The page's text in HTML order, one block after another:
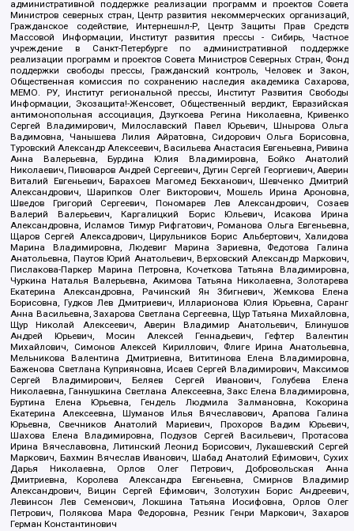
административной поддержке реализации программ и проектов Совета
Министров северных стран, Центр развития некоммерческих организаций,
Гражданское содействие, Интернешнл-Р, Центр Защиты Прав Средств
Массовой Информации, Институт развития прессы - Сибирь, Частное
учреждение в Санкт-Петербурге по административной поддержке
реализации программ и проектов Совета Министров Северных Стран, Фонд
поддержки свободы прессы, Гражданский контроль, Человек и Закон,
Общественная комиссия по сохранению наследия академика Сахарова,
МЕМО. РУ, Институт региональной прессы, Институт Развития Свободы
Информации, Экозащита!-Женсовет, Общественный вердикт, Евразийская
антимонопольная ассоциация, Дзугкоева Регина Николаевна, Кривенко
Сергей Владимирович, Милославский Павел Юрьевич, Шнырова Ольга
Вадимовна, Чанышева Лилия Айратовна, Сидорович Ольга Борисовна,
Туровский Александр Алексеевич, Васильева Анастасия Евгеньевна, Ривина
Анна Валерьевна, Бурдина Юлия Владимировна, Бойко Анатолий
Николаевич, Пивоваров Андрей Сергеевич, Дугин Сергей Георгиевич, Аверин
Виталий Евгеньевич, Барахоев Магомед Бекханович, Шевченко Дмитрий
Александрович, Шарипков Олег Викторович, Мошель Ирина Ароновна,
Шведов Григорий Сергеевич, Пономарев Лев Александрович, Созаев
Валерий Валерьевич, Каргалицкий Борис Юльевич, Исакова Ирина
Александровна, Исламов Тимур Рифгатович, Романова Ольга Евгеньевна,
Щаров Сергей Алексадрович, Цирульников Борис Альбертович, Халидова
Марина Владимировна, Людевиг Марина Зариевна, Федотова Галина
Анатольевна, Паутов Юрий Анатольевич, Верховский Александр Маркович,
Пислакова-Паркер Марина Петровна, Кочеткова Татьяна Владимировна,
Чуркина Наталья Валерьевна, Акимова Татьяна Николаевна, Золотарева
Екатерина Александровна, Рачинский Ян Збигневич, Жемкова Елена
Борисовна, Гудков Лев Дмитриевич, Илларионова Юлия Юрьевна, Саранг
Анна Васильевна, Захарова Светлана Сергеевна, Щур Татьяна Михайловна,
Щур Николай Алексеевич, Аверин Владимир Анатольевич, Блинушов
Андрей Юрьевич, Мосин Алексей Геннадьевич, Гефтер Валентин
Михайлович, Симонов Алексей Кириллович, Флиге Ирина Анатольевна,
Мельникова Валентина Дмитриевна, Вититинова Елена Владимировна,
Баженова Светлана Куприяновна, Исаев Сергей Владимирович, Максимов
Сергей Владимирович, Беляев Сергей Иванович, Голубева Елена
Николаевна, Ганнушкина Светлана Алексеевна, Закс Елена Владимировна,
Буртина Елена Юрьевна, Гендель Людмила Залмановна, Кокорина
Екатерина Алексеевна, Шуманов Илья Вячеславович, Арапова Галина
Юрьевна, Свечников Анатолий Мариевич, Прохоров Вадим Юрьевич,
Шахова Елена Владимировна, Подузов Сергей Васильевич, Протасова
Ирина Вячеславовна, Литинский Леонид Борисович, Лукашевский Сергей
Маркович, Бахмин Вячеслав Иванович, Шабад Анатолий Ефимович, Сухих
Дарья Николаевна, Орлов Олег Петрович, Добровольская Анна
Дмитриевна, Королева Александра Евгеньевна, Смирнов Владимир
Александрович, Вицин Сергей Ефимович, Золотухин Борис Андреевич,
Левинсон Лев Семенович, Локшина Татьяна Иосифовна, Орлов Олег
Петрович, Полякова Мара Федоровна, Резник Генри Маркович, Захаров
Герман Константинович